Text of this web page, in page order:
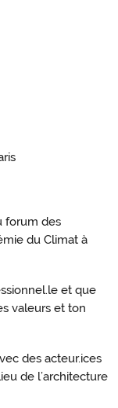
forum des
du Climat à
et que
valeurs et ton
des acteur.ices
de l’architecture